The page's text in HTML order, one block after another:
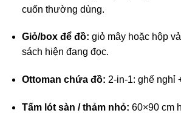
cuốn thường dùng.
Giỏ/box để đồ: giỏ mây hoặc hộp
sách hiện đang đọc.
Ottoman chứa đồ: 2-in-1: ghế nghỉ
Tấm lót sàn / thảm nhỏ: 60×90 cm